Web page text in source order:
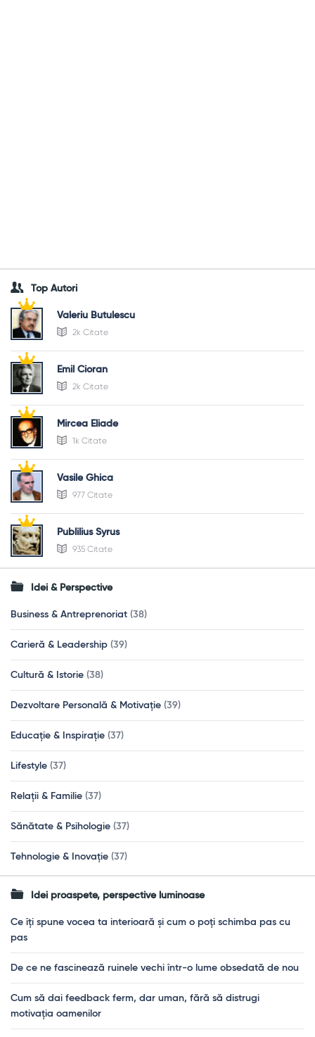
Top Autori
Valeriu Butulescu
2k Citate
Emil Cioran
2k Citate
Mircea Eliade
1k Citate
Vasile Ghica
977 Citate
Publilius Syrus
935 Citate
Idei & Perspective
Business & Antreprenoriat (38)
Carieră & Leadership (39)
Cultură & Istorie (38)
Dezvoltare Personală & Motivație (39)
Educație & Inspirație (37)
Lifestyle (37)
Relații & Familie (37)
Sănătate & Psihologie (37)
Tehnologie & Inovație (37)
Idei proaspete, perspective luminoase
Ce îți spune vocea ta interioară și cum o poți schimba pas cu
pas
De ce ne fascinează ruinele vechi într-o lume obsedată de nou
Cum să dai feedback ferm, dar uman, fără să distrugi
motivația oamenilor